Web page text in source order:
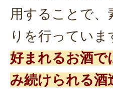
用することで、
りを行っていま
好まれるお酒で
み続けられる酒